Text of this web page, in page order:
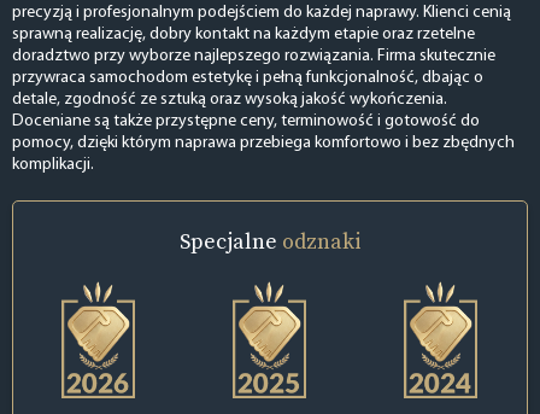
precyzją i profesjonalnym podejściem do każdej naprawy. Klienci cenią
sprawną realizację, dobry kontakt na każdym etapie oraz rzetelne
doradztwo przy wyborze najlepszego rozwiązania. Firma skutecznie
przywraca samochodom estetykę i pełną funkcjonalność, dbając o
detale, zgodność ze sztuką oraz wysoką jakość wykończenia.
Doceniane są także przystępne ceny, terminowość i gotowość do
pomocy, dzięki którym naprawa przebiega komfortowo i bez zbędnych
komplikacji.
Specjalne odznaki